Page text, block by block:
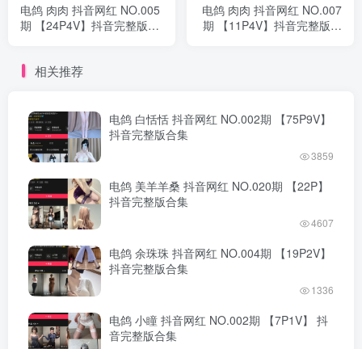
电鸽 肉肉 抖音网红 NO.005
期 【24P4V】抖音完整版合
电鸽 肉肉 抖音网红 NO.007
期 【11P4V】抖音完整版合
相关推荐
电鸽 白恬恬 抖音网红 NO.002期 【75P9V】
抖音完整版合集
3859
电鸽 美羊羊桑 抖音网红 NO.020期 【22P】
抖音完整版合集
4607
电鸽 余珠珠 抖音网红 NO.004期 【19P2V】
抖音完整版合集
1336
电鸽 小瞳 抖音网红 NO.002期 【7P1V】 抖
音完整版合集